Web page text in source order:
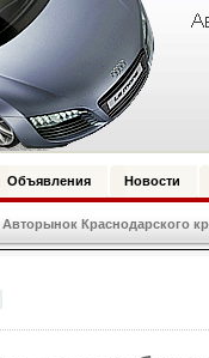
Объявления Новости
Краснодарского